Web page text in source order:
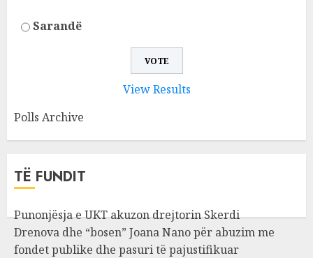
Sarandë
View Results
Polls Archive
TË FUNDIT
Punonjësja e UKT akuzon drejtorin Skerdi
Drenova dhe “bosen” Joana Nano për abuzim me
fondet publike dhe pasuri të pajustifikuar